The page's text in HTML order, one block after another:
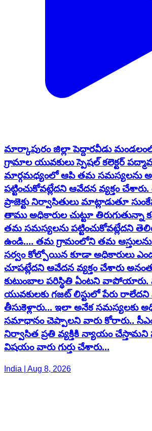
మార్కాపురం జిల్లా పెద్దారవీడు
ప్రాజెక్టు నిర్వాసితులు మాట్లాడుతూ
తాము అధికారుల చుట్టూ తిరుగుతున్నా
తమ సమస్యలను పట్టించుకోవట్లేదని
ఉండి.... తమ గ్రామంలోని తమ
సర్వం కోల్పోయిన కూడా అధికారులు
చూపట్లేదని ఆవేదన వ్యక్తం చేశారు
కుటుంబాల పరిస్థితి ఏంటని వాపోయారు.
యువకులకు గజట్ లిస్టులో పేరు రాలేదని
తీసుకెళ్లారు... ఇలా అనేక సమస్యలకు
సమాధానం చెప్పాలని వారు కోరారు.. సీఎం
నిర్వాసిత ప్రతి వ్యక్తికి న్యాయం
విషయం వారు గుర్తు చేశారు...
India | Aug 8, 2026